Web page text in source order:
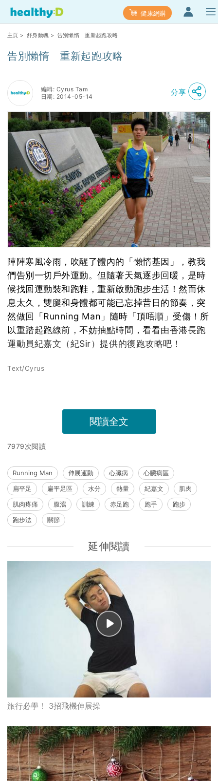
健康網購
主頁 > 舒身動魄 > 告別懶惰 重新起跑攻略
告別懶惰 重新起跑攻略
編輯: Cyrus Tam
日期: 2014-05-14
分享
陣陣寒風冷雨，吹醒了體內的「懶惰基因」，教我
們告別一切戶外運動。但隨著天氣逐步回暖，是時
候找回運動裝和跑鞋，重新啟動跑步生活！然而休
息太久，雙腿和身體都可能已忘掉昔日的節奏，突
然做回「Running Man」隨時「頂唔順」受傷！所
以重踏起跑線前，不妨抽點時間，看看由香港長跑
運動員紀嘉文（紀Sir）提供的復跑攻略吧！
Text/Cyrus
閱讀全文
7979次閱讀
Running Man 伸展運動 心臟病
心臟病區
扁平足
扁平足區 水分 熱量 紀嘉文
肌肉
肌肉疼痛
腹瀉 訓練 赤足跑 跑手
跑步
跑步法
關節
延伸閱讀
旅行必學！ 3招飛機伸展操